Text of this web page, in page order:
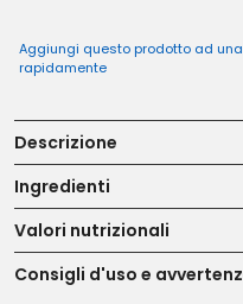
Aggiungi questo prodotto ad
rapidamente
Descrizione
Ingredienti
Valori nutrizionali
Consigli d'uso e